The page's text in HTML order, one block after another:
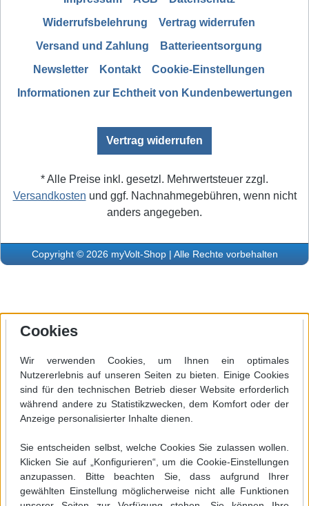
Widerrufsbelehrung
Vertrag widerrufen
Versand und Zahlung
Batterieentsorgung
Newsletter
Kontakt
Cookie-Einstellungen
Informationen zur Echtheit von Kundenbewertungen
Vertrag widerrufen
* Alle Preise inkl. gesetzl. Mehrwertsteuer zzgl.
Versandkosten und ggf. Nachnahmegebühren, wenn nicht
anders angegeben.
Copyright © 2026 myVolt-Shop | Alle Rechte vorbehalten
Cookies
Wir verwenden Cookies, um Ihnen ein optimales
Nutzererlebnis auf unseren Seiten zu bieten. Einige Cookies
sind für den technischen Betrieb dieser Website erforderlich
während andere zu Statistikzwecken, dem Komfort oder der
Anzeige personalisierter Inhalte dienen.
Sie entscheiden selbst, welche Cookies Sie zulassen wollen.
Klicken Sie auf „Konfigurieren“, um die Cookie-Einstellungen
anzupassen. Bitte beachten Sie, dass aufgrund Ihrer
gewählten Einstellung möglicherweise nicht alle Funktionen